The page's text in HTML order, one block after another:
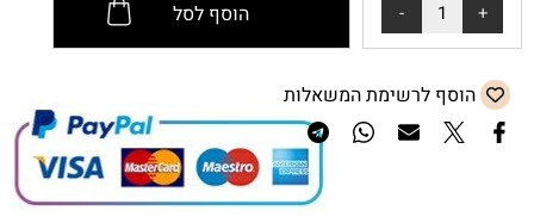
הוסף לסל
הוסף לרשימת המשאלות